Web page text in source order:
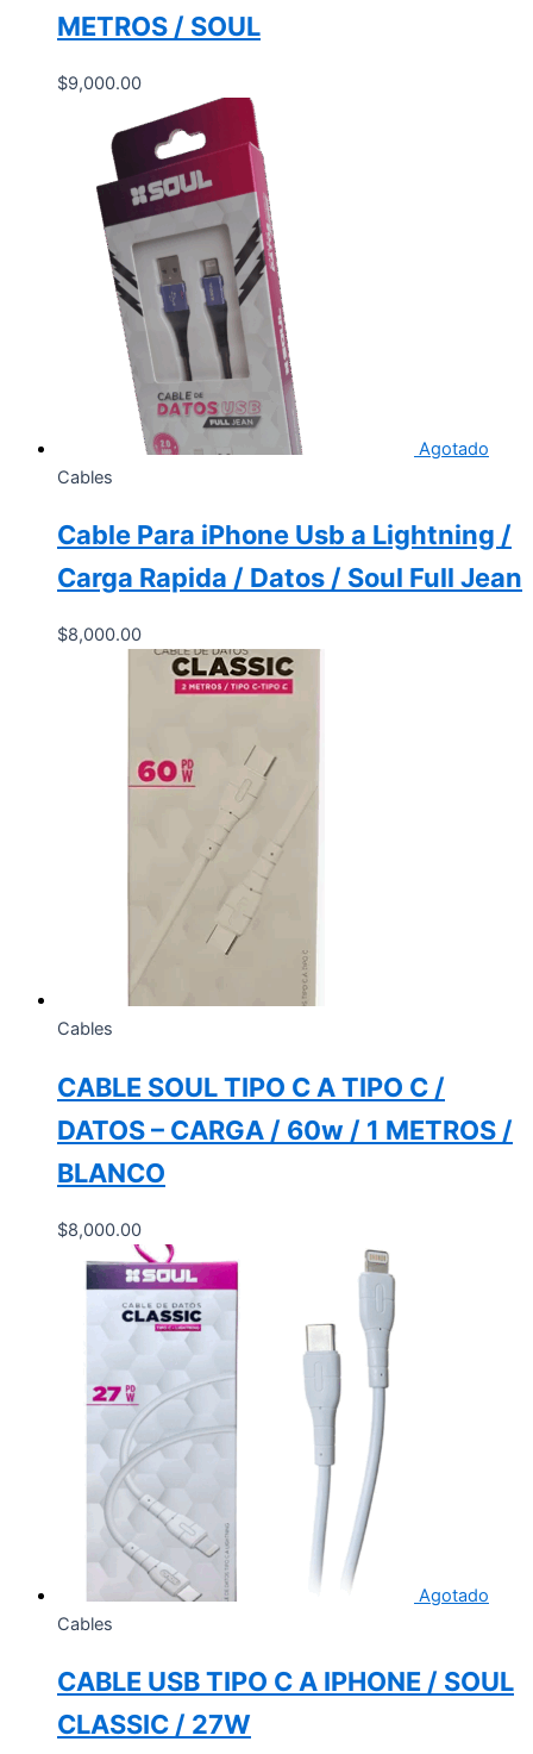
METROS / SOUL
$9,000.00
Agotado
Cables
Cable Para iPhone Usb a Lightning /
Carga Rapida / Datos / Soul Full Jean
$8,000.00
Cables
CABLE SOUL TIPO C A TIPO C /
DATOS – CARGA / 60w / 1 METROS /
BLANCO
$8,000.00
Agotado
Cables
CABLE USB TIPO C A IPHONE / SOUL
CLASSIC / 27W